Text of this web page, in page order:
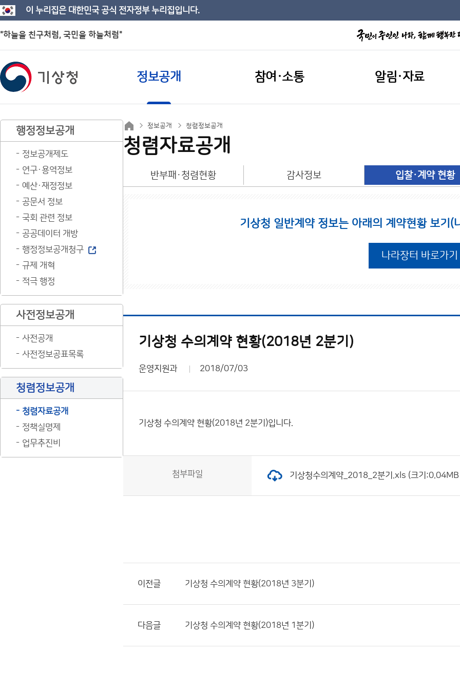
이 누리집은 대한민국 공식 전자정부 누리집입니다.
"하늘을 친구처럼, 국민을 하늘처럼"
정보공개 참여·소통 알림·자료
행정정보공개
정보공개제도
연구·용역정보
예산·재정정보
공문서 정보
국회 관련 정보
공공데이터 개방
행정정보공개청구
규제 개혁
적극 행정
사전정보공개
사전공개
사전정보공표목록
청렴정보공개
청렴자료공개
정책실명제
업무추진비
정보공개 청렴정보공개
청렴자료공개
반부패·청렴현황 감사정보 입찰·계약 현황
기상청 일반계약 정보는 아래의 계약현황 보기
나라장터 바로가기
기상청 수의계약 현황(2018년 2분기)
운영지원과 2018/07/03
기상청 수의계약 현황(2018년 2분기)입니다.
첨부파일 기상청수의계약_2018_2분기.xls (크기
이전글 기상청 수의계약 현황(2018년 3분기)
다음글 기상청 수의계약 현황(2018년 1분기)